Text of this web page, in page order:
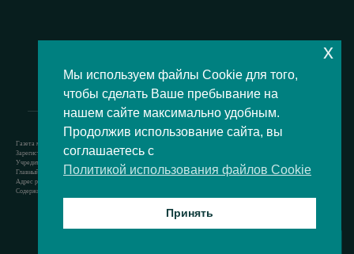
Газета муниципального округа Восточное Измайлово.
Зарегистрировано Роскомнадзором свидетельство Эл № ФС77-73364 от 24.07.2018 г.
Учредитель — аппарат Совета депутатов муниципального округа Восточное Измайлово.
Главный редактор — Кочерёжкин Н.А.
Адрес редакции: 105077, г. Москва, Измайловский бульвар, д. 50. т. +74994636209
Содержит материал возрастной категории 12+
Все права защищены © 2021
Мы используем файлы Cookie для того,
чтобы сделать Ваше пребывание на
нашем сайте максимально удобным.
Продолжив использование сайта, вы
соглашаетесь с
Политикой использования файлов Cookie
Принять
x